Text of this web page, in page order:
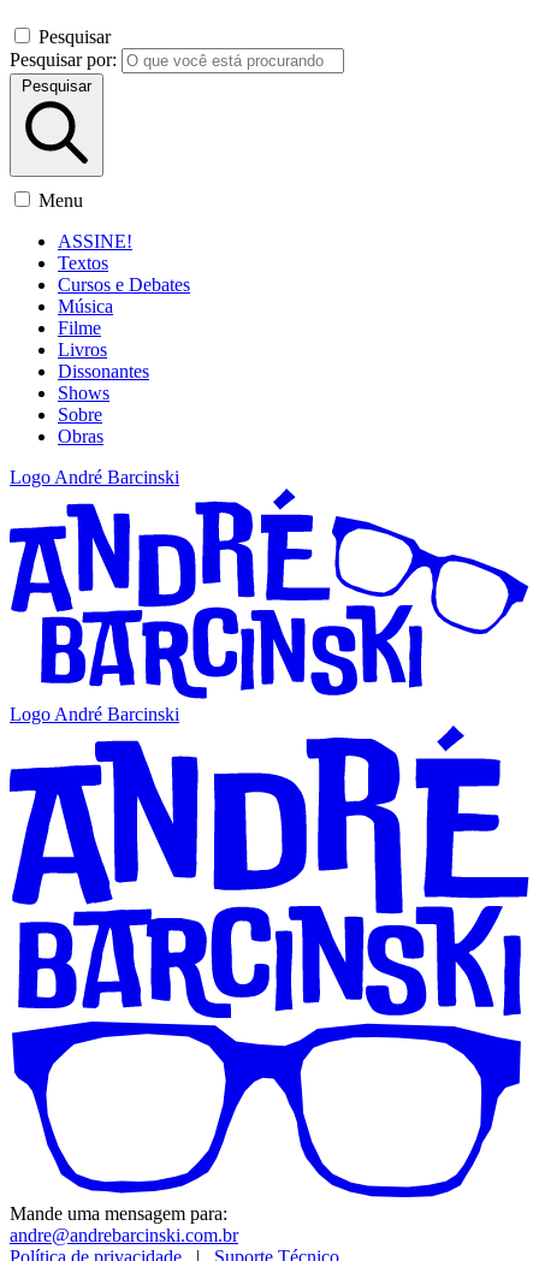
Pesquisar
Pesquisar por:
Pesquisar
Menu
ASSINE!
Textos
Cursos e Debates
Música
Filme
Livros
Dissonantes
Shows
Sobre
Obras
Logo André Barcinski
Logo André Barcinski
Mande uma mensagem para:
andre@andrebarcinski.com.br
Política de privacidade | Suporte Técnico